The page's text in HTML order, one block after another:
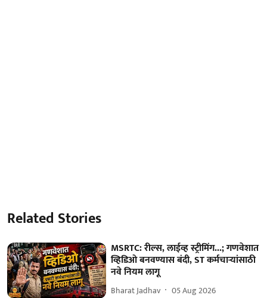
Related Stories
MSRTC: रील्स, लाईव्ह स्ट्रीमिंग...; गणवेशात
व्हिडिओ बनवण्यास बंदी, ST कर्मचाऱ्यांसाठी
नवे नियम लागू
Bharat Jadhav 05 Aug 2026